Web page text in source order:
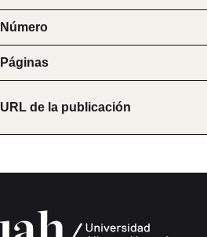
Número
Páginas
URL de la publicación